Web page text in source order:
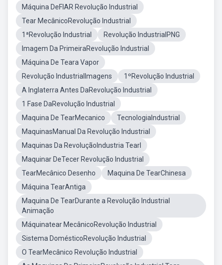
Máquina DeFIAR Revolução Industrial
Tear MecânicoRevolução Industrial
1ªRevolução Industrial
Revolução IndustrialPNG
Imagem Da PrimeiraRevolução Industrial
Máquina De Teara Vapor
Revolução IndustrialImagens
1ºRevolução Industrial
A Inglaterra Antes DaRevolução Industrial
1 Fase DaRevolução Industrial
Maquina De TearMecanico
TecnologiaIndustrial
MaquinasManual Da Revolução Industrial
Maquinas Da RevoluçãoIndustria Tearl
Maquinar DeTecer Revolução Industrial
TearMecânico Desenho
Maquina De TearChinesa
Máquina TearAntiga
Maquina De TearDurante a Revolução Industrial
Animação
Máquinatear MecânicoRevolução Industrial
Sistema DomésticoRevolução Industrial
O TearMecânico Revolução Industrial